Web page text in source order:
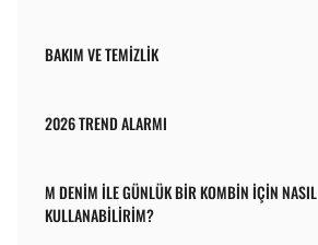
BAKIM VE TEMIZLIK
2026 TREND ALARMI
M DENIM ILE GÜNLÜK BIR KOMBIN IÇIN NASIL
KULLANABILIRIM?